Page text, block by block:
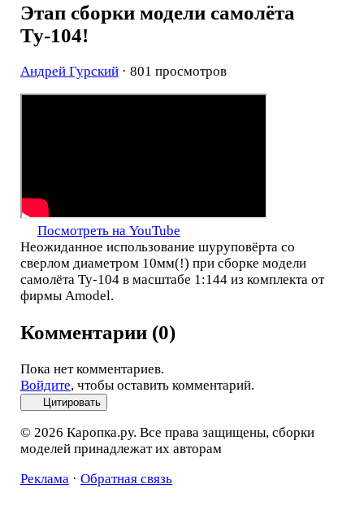
Этап сборки модели самолёта
Ту-104!
Андрей Гурский· 801 просмотров
Посмотреть на YouTube
Неожиданное использование шуруповёрта со
сверлом диаметром 10мм(!) при сборке модели
самолёта Ту-104 в масштабе 1:144 из комплекта от
фирмы Amodel.
Комментарии (0)
Пока нет комментариев.
Войдите, чтобы оставить комментарий.
Цитировать
© 2026 Каропка.ру. Все права защищены, сборки
моделей принадлежат их авторам
Реклама · Обратная связь